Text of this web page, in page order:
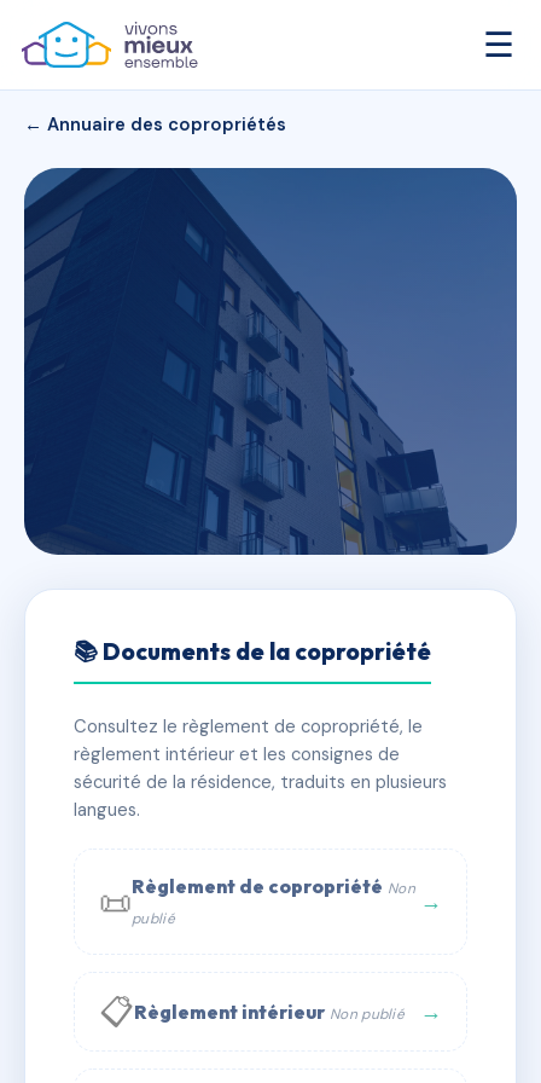
☰
← Annuaire des copropriétés
Le Clos de l'EHN
✓ Immatriculée 🏠 21 lots 🏗 1 bâtiment(s)
📞 Contacter Syndic Digital
📚 Documents de la copropriété
Consultez le règlement de copropriété, le
règlement intérieur et les consignes de
sécurité de la résidence, traduits en plusieurs
langues.
📜Règlement de copropriété Non
publié
→
📋Règlement intérieur Non publié →